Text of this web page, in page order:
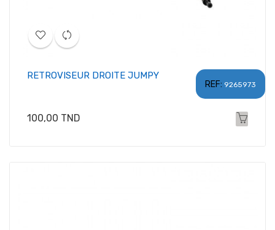
REF: 9265973
RETROVISEUR DROITE JUMPY
Prix
100,00 TND